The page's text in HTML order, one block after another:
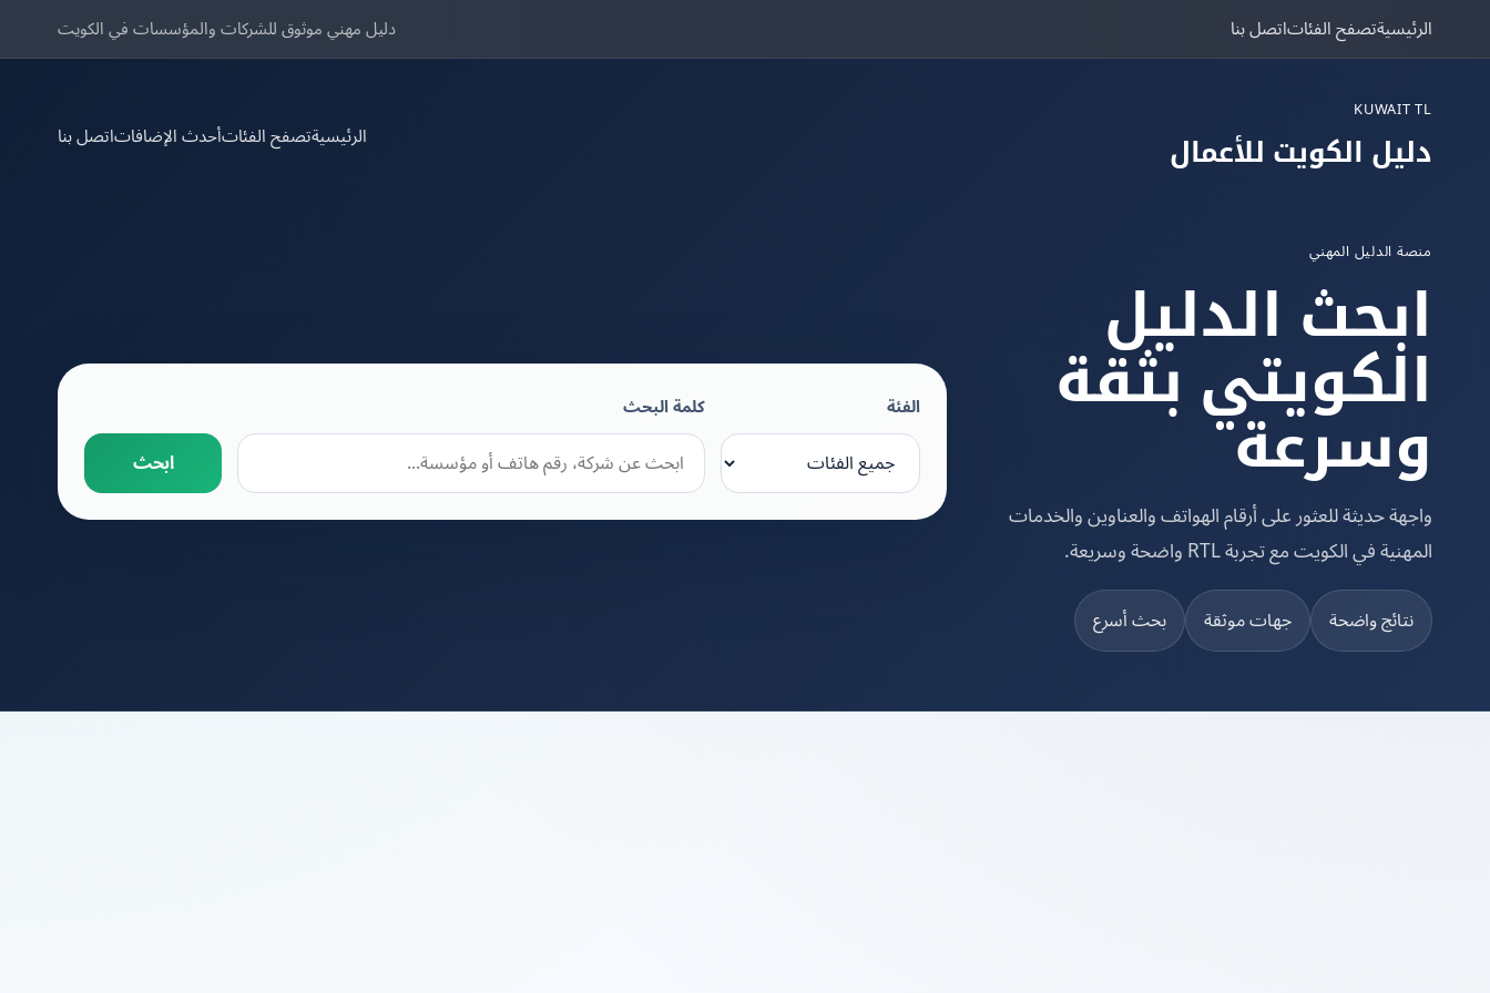
الرئيسيةتصفح الفئاتاتصل بنا دليل مهني موثوق للشركات والمؤسسات في الكويت
KUWAIT TL
دليل الكويت للأعمال
الرئيسيةتصفح الفئاتأحدث الإضافاتاتصل بنا
منصة الدليل المهني
ابحث الدليل
الكويتي بثقة
وسرعة
واجهة حديثة للعثور على أرقام الهواتف والعناوين والخدمات
المهنية في الكويت مع تجربة RTL واضحة وسريعة.
نتائج واضحة جهات موثقة بحث أسرع
الفئة كلمة البحث
ابحث